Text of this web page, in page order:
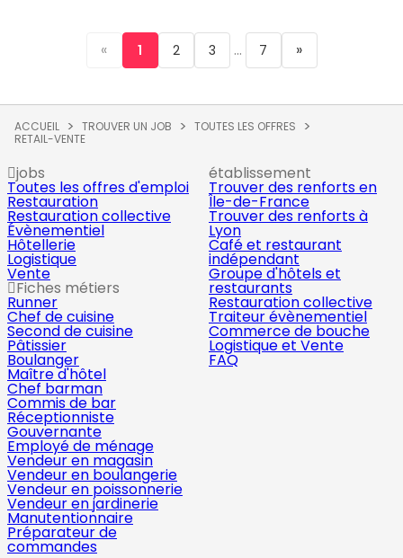
« 1 2 3 ... 7 »
ACCUEIL TROUVER UN JOB
TOUTES LES OFFRES
RETAIL-VENTE
jobs
Toutes les offres d'emploi
Restauration
Restauration collective
Évènementiel
Hôtellerie
Logistique
Vente
Fiches métiers
Runner
Chef de cuisine
Second de cuisine
Pâtissier
Boulanger
Maître d'hôtel
Chef barman
Commis de bar
Réceptionniste
Gouvernante
Employé de ménage
Vendeur en magasin
Vendeur en boulangerie
Vendeur en poissonnerie
Vendeur en jardinerie
Manutentionnaire
Préparateur de
commandes
établissement
Trouver des renforts en
Île-de-France
Trouver des renforts à
Lyon
Café et restaurant
indépendant
Groupe d'hôtels et
restaurants
Restauration collective
Traiteur évènementiel
Commerce de bouche
Logistique et Vente
FAQ